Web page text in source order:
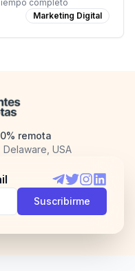
completo
Marketing Digital
remota
Delaware, USA
Telegram
TwitterInstagram
Suscribirme